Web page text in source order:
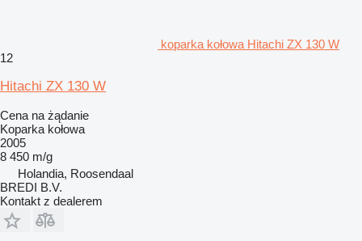
koparka kołowa Hitachi ZX 130 W
12
Hitachi ZX 130 W
Cena na żądanie
Koparka kołowa
2005
8 450 m/g
Holandia, Roosendaal
BREDI B.V.
Kontakt z dealerem